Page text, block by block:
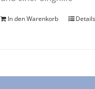
In den Warenkorb Details